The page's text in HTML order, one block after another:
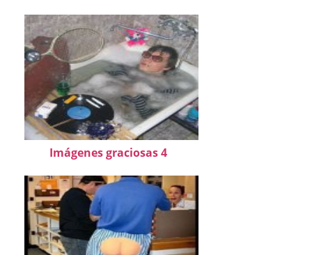
Imágenes graciosas 4